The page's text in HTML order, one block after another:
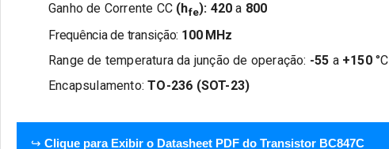
Ganho de Corrente CC (hfe): 420 a 800
Frequência de transição: 100 MHz
Range de temperatura da junção de operação: -55 a+150°C
Encapsulamento:TO-236 (SOT-23)
↪ Clique para Exibir o Datasheet PDF do Transistor BC847C